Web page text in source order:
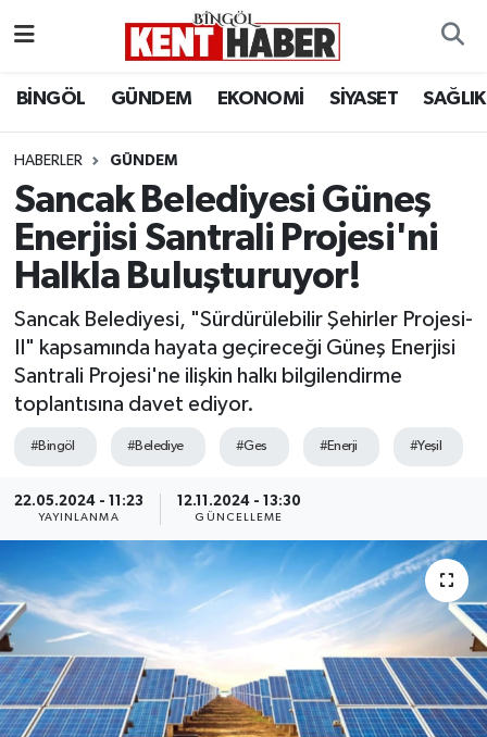
BİNGÖL GÜNDEM EKONOMİ SİYASET SAĞLIK
HABERLER GÜNDEM
Sancak Belediyesi Güneş
Enerjisi Santrali Projesi'ni
Halkla Buluşturuyor!
Sancak Belediyesi, "Sürdürülebilir Şehirler Projesi-
II" kapsamında hayata geçireceği Güneş Enerjisi
Santrali Projesi'ne ilişkin halkı bilgilendirme
toplantısına davet ediyor.
#Bingöl #Belediye #Ges #Enerji #Yeşil
22.05.2024 - 11:23
YAYINLANMA
12.11.2024 - 13:30
GÜNCELLEME
BİLİM-TEKNOLOJİ
DÜNYA
EĞİTİM
GENÇ
GÜNDEM
KİĞI
MERKEZ
RESMİ İLANLAR
SAĞLIK
Bingöl Hava Durumu
Bingöl Namaz Vakitleri
Bingöl Trafik Yoğunluk Haritası
Tüm Manşetler
Son Dakika Haberleri